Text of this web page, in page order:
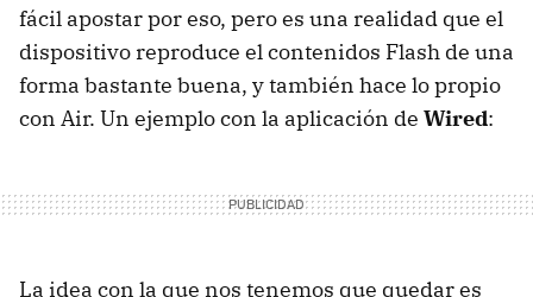
fácil apostar por eso, pero es una realidad que el
dispositivo reproduce el contenidos Flash de una
forma bastante buena, y también hace lo propio
con Air. Un ejemplo con la aplicación de Wired:
La idea con la que nos tenemos que quedar es